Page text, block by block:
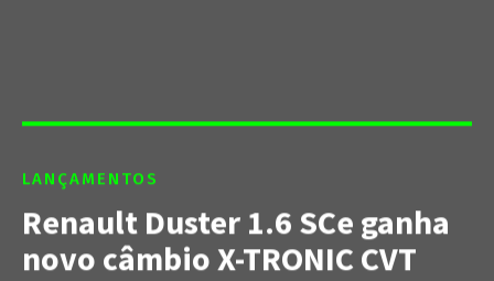
LANÇAMENTOS
Renault Duster 1.6 SCe ganha
novo câmbio X-TRONIC CVT